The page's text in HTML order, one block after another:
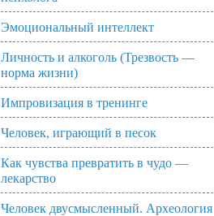
Эмоциональный интеллект
Личность и алкоголь (Трезвость —
норма жизни)
Импровизация в тренинге
Человек, играющий в песок
Как чувства превратить в чудо —
лекарство
Человек двусмысленный. Археология